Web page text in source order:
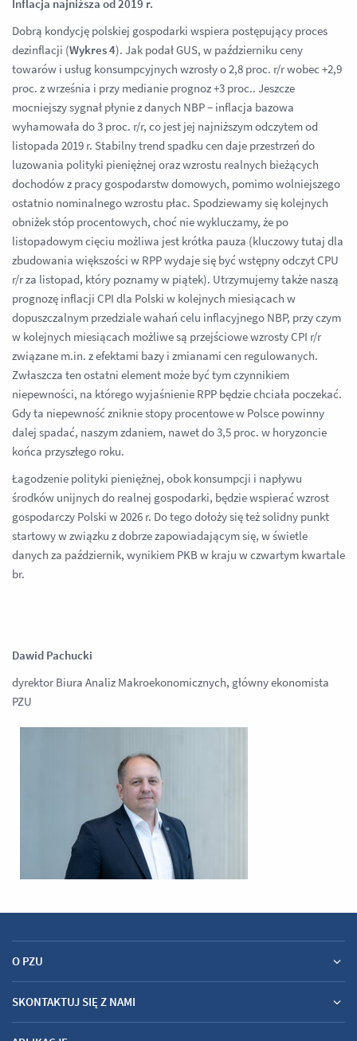
Inflacja najniższa od 2019 r.
Dobrą kondycję polskiej gospodarki wspiera postępujący proces
dezinflacji (Wykres 4). Jak podał GUS, w październiku ceny
towarów i usług konsumpcyjnych wzrosły o 2,8 proc. r/r wobec +2,9
proc. z września i przy medianie prognoz +3 proc.. Jeszcze
mocniejszy sygnał płynie z danych NBP − inflacja bazowa
wyhamowała do 3 proc. r/r, co jest jej najniższym odczytem od
listopada 2019 r. Stabilny trend spadku cen daje przestrzeń do
luzowania polityki pieniężnej oraz wzrostu realnych bieżących
dochodów z pracy gospodarstw domowych, pomimo wolniejszego
ostatnio nominalnego wzrostu płac. Spodziewamy się kolejnych
obniżek stóp procentowych, choć nie wykluczamy, że po
listopadowym cięciu możliwa jest krótka pauza (kluczowy tutaj dla
zbudowania większości w RPP wydaje się być wstępny odczyt CPU
r/r za listopad, który poznamy w piątek). Utrzymujemy także naszą
prognozę inflacji CPI dla Polski w kolejnych miesiącach w
dopuszczalnym przedziale wahań celu inflacyjnego NBP, przy czym
w kolejnych miesiącach możliwe są przejściowe wzrosty CPI r/r
związane m.in. z efektami bazy i zmianami cen regulowanych.
Zwłaszcza ten ostatni element może być tym czynnikiem
niepewności, na którego wyjaśnienie RPP będzie chciała poczekać.
Gdy ta niepewność zniknie stopy procentowe w Polsce powinny
dalej spadać, naszym zdaniem, nawet do 3,5 proc. w horyzoncie
końca przyszłego roku.
Łagodzenie polityki pieniężnej, obok konsumpcji i napływu
środków unijnych do realnej gospodarki, będzie wspierać wzrost
gospodarczy Polski w 2026 r. Do tego dołoży się też solidny punkt
startowy w związku z dobrze zapowiadającym się, w świetle
danych za październik, wynikiem PKB w kraju w czwartym kwartale
br.
Dawid Pachucki
dyrektor Biura Analiz Makroekonomicznych, główny ekonomista
PZU
O PZU
SKONTAKTUJ SIĘ Z NAMI